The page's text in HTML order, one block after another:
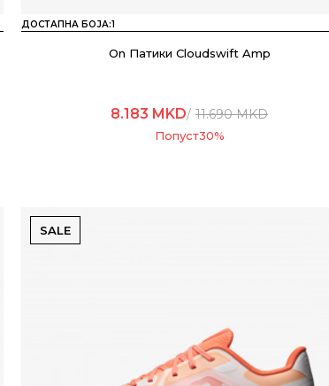
ДОСТАПНА БОЈА:1
On Патики Cloudswift Amp
8.183 MKD 11.690MKD
Попуст30%
SALE